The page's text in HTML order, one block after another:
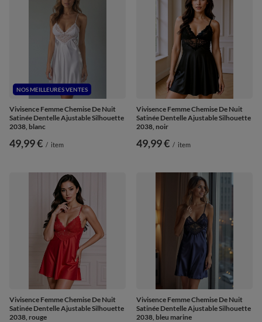
NOS MEILLEURES VENTES
Vivisence Femme Chemise De Nuit
Satinée Dentelle Ajustable Silhouette
2038, blanc
49,99 € / item
Vivisence Femme Chemise De Nuit
Satinée Dentelle Ajustable Silhouette
2038, noir
49,99 € / item
Vivisence Femme Chemise De Nuit
Satinée Dentelle Ajustable Silhouette
2038, rouge
Vivisence Femme Chemise De Nuit
Satinée Dentelle Ajustable Silhouette
2038, bleu marine